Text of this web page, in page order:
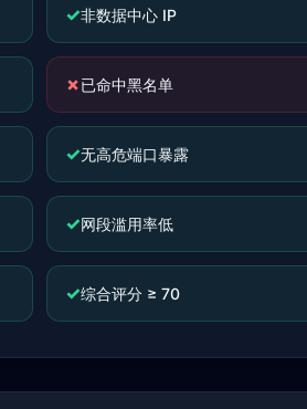
✓非数据中心 IP
✗已命中黑名单
✓无高危端口暴露
✓网段滥用率低
✓综合评分 ≥ 70